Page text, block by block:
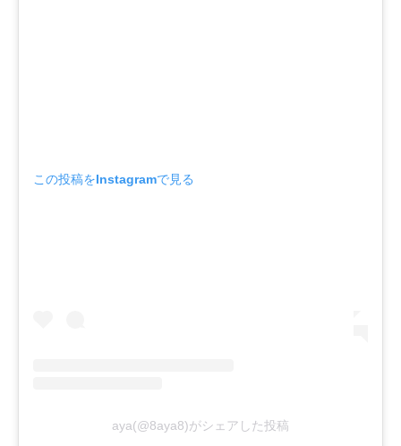
この投稿をInstagramで見る
aya(@8aya8)がシェアした投稿